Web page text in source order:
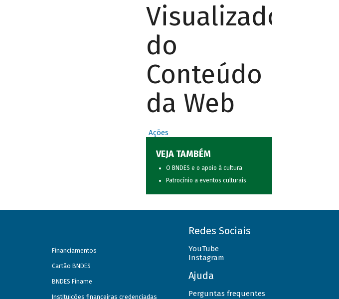
Visualizador
do
Conteúdo
da Web
Ações
VEJA TAMBÉM
O BNDES e o apoio à cultura
Patrocínio a eventos culturais
Financiamentos
Cartão BNDES
BNDES Finame
Instituições financeiras credenciadas
Redes Sociais
YouTube
Instagram
Ajuda
Perguntas frequentes